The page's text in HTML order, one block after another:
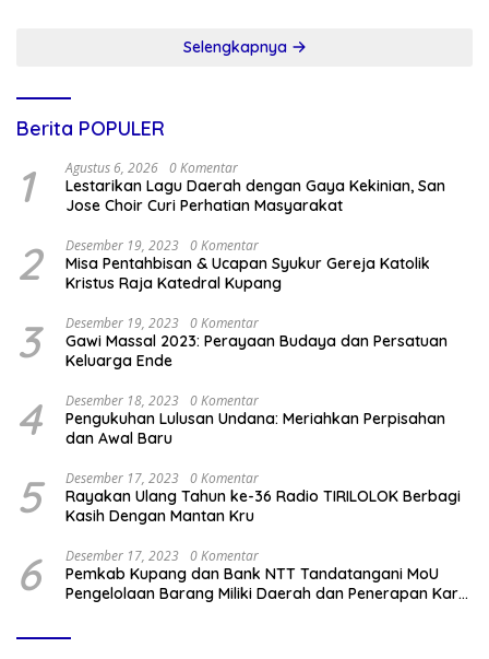
Selengkapnya
Berita POPULER
1 Agustus 6, 2026 0 Komentar
Lestarikan Lagu Daerah dengan Gaya Kekinian, San
Jose Choir Curi Perhatian Masyarakat
2 Desember 19, 2023 0 Komentar
Misa Pentahbisan & Ucapan Syukur Gereja Katolik
Kristus Raja Katedral Kupang
3 Desember 19, 2023 0 Komentar
Gawi Massal 2023: Perayaan Budaya dan Persatuan
Keluarga Ende
4 Desember 18, 2023 0 Komentar
Pengukuhan Lulusan Undana: Meriahkan Perpisahan
dan Awal Baru
5 Desember 17, 2023 0 Komentar
Rayakan Ulang Tahun ke-36 Radio TIRILOLOK Berbagi
Kasih Dengan Mantan Kru
6 Desember 17, 2023 0 Komentar
Pemkab Kupang dan Bank NTT Tandatangani MoU
Pengelolaan Barang Miliki Daerah dan Penerapan Kartu